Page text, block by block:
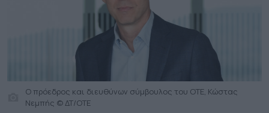
Ο πρόεδρος και διευθύνων σύμβουλος του ΟΤΕ, Κώστας
Νεμπής © ΔΤ/OTE